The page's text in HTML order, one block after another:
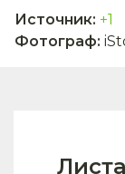
Источник: +1
Фотограф: